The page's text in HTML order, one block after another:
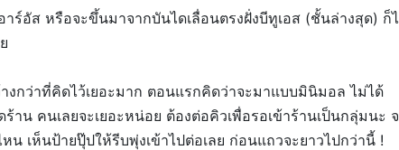
าร์อัส หรือจะขึ้นมาจากบันไดเลื่อนตรงฝั่งบีทูเอส (ชั้นล่างสุด) ก็
งกว่าที่คิดไว้เยอะมาก ตอนแรกคิดว่าจะมาแบบมินิมอล ไม่ได้
าน คนเลยจะเยอะหน่อย ต้องต่อคิวเพื่อรอเข้าร้านเป็นกลุ่มนะ
น เห็นป้ายปุ๊ปให้รีบพุ่งเข้าไปต่อเลย ก่อนแถวจะยาวไปกว่านี้ !